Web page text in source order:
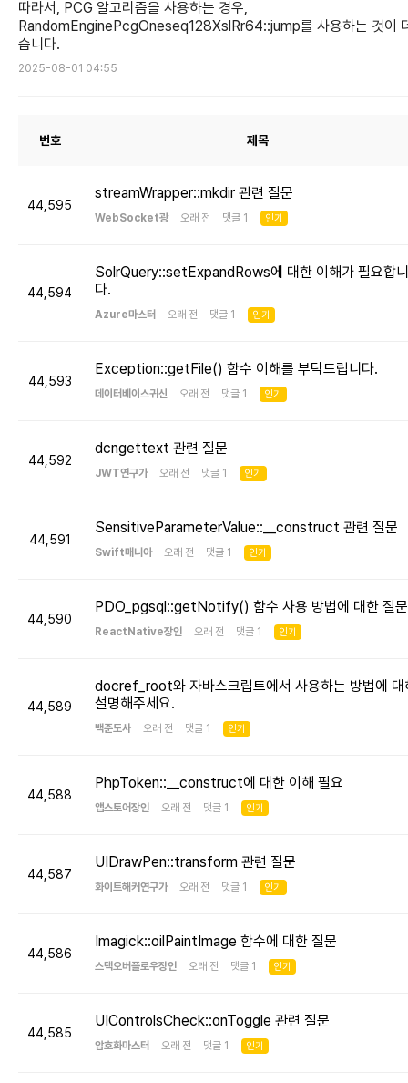
따라서, PCG 알고리즘을 사용하는 경우,
RandomEnginePcgOneseq128XslRr64::jump를 사용하는 것이
습니다.
2025-08-01 04:55
번호 제목
44,595
streamWrapper::mkdir 관련 질문
WebSocket광 오래 전 댓글 1 인기
44,594
SolrQuery::setExpandRows에 대한 이해가 필요합니
다.
Azure마스터 오래 전 댓글 1 인기
44,593
Exception::getFile() 함수 이해를 부탁드립니다.
데이터베이스귀신 오래 전 댓글 1 인기
44,592
dcngettext 관련 질문
JWT연구가 오래 전 댓글 1 인기
44,591
SensitiveParameterValue::__construct 관련 질문
Swift매니아 오래 전 댓글 1 인기
44,590
PDO_pgsql::getNotify() 함수 사용 방법에 대한 질문
ReactNative장인 오래 전 댓글 1 인기
44,589
docref_root와 자바스크립트에서 사용하는 방법에 대
설명해주세요.
백준도사 오래 전 댓글 1 인기
44,588
PhpToken::__construct에 대한 이해 필요
앱스토어장인 오래 전 댓글 1 인기
44,587
UIDrawPen::transform 관련 질문
화이트해커연구가 오래 전 댓글 1 인기
44,586
Imagick::oilPaintImage 함수에 대한 질문
스택오버플로우장인 오래 전 댓글 1 인기
44,585
UIControlsCheck::onToggle 관련 질문
암호화마스터 오래 전 댓글 1 인기